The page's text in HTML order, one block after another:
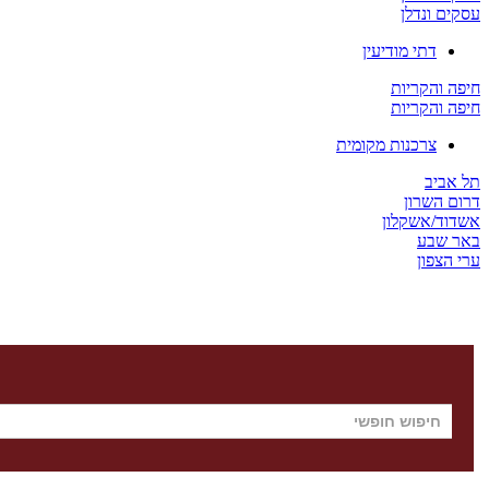
עסקים ונדלן
דתי מודיעין
חיפה והקריות
חיפה והקריות
צרכנות מקומית
תל אביב
דרום השרון
אשדוד/אשקלון
באר שבע
ערי הצפון